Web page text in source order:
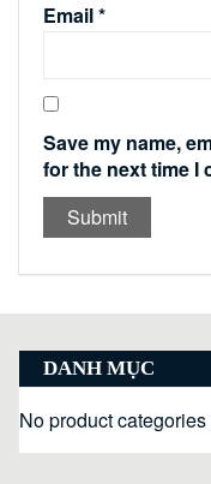
Email*
Save my name,
for the next time I
DANH MỤC
No product categories